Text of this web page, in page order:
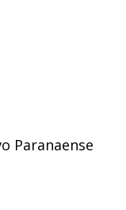
Paranaense